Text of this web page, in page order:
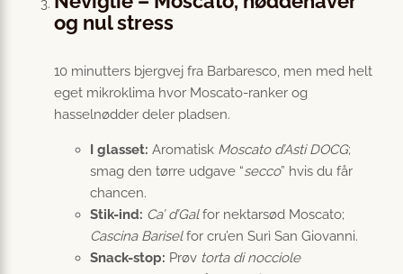
og nul stress
10 minutters bjergvej fra Barbaresco, men med helt
eget mikroklima hvor Moscato-ranker og
hasselnødder deler pladsen.
I glasset: Aromatisk Moscato d’Asti DOCG;
smag den tørre udgave “secco” hvis du får
chancen.
Stik-ind: Ca’ d’Galfor nektarsød Moscato;
Cascina Bariselfor cru’en Surì San Giovanni.
Snack-stop: Prøv torta di nocciole